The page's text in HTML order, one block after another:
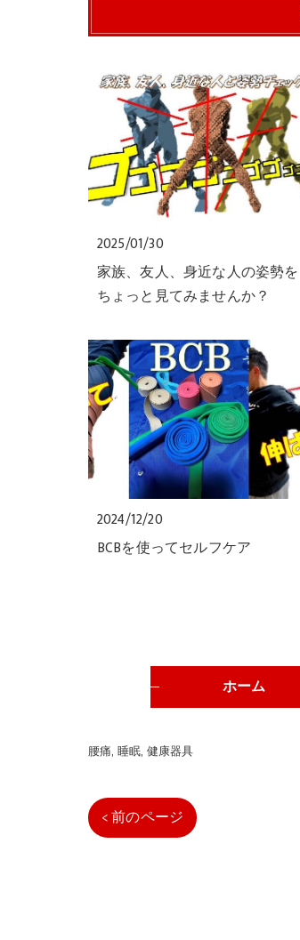
2025/01/30
家族、友人、身近な人の姿勢を
ちょっと見てみませんか？
2024/12/20
BCBを使ってセルフケア
ホーム
腰痛 睡眠 健康器具
< 前のページ